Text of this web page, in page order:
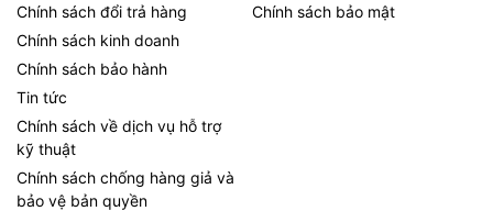
Chính sách đổi trả hàng
Chính sách kinh doanh
Chính sách bảo hành
Tin tức
Chính sách về dịch vụ hỗ trợ
kỹ thuật
Chính sách chống hàng giả và
bảo vệ bản quyền
Chính sách bảo mật